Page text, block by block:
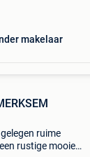
makelaar
ruime
rustige mooie